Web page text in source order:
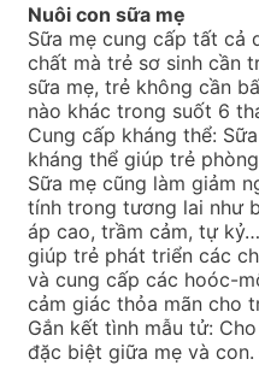
Nuôi con sữa mẹ
Sữa mẹ cung cấp tất cả
chất mà trẻ sơ sinh cần
sữa mẹ, trẻ không cần
nào khác trong suốt 6
Cung cấp kháng thể:
kháng thể giúp trẻ
Sữa mẹ cũng làm giảm
tính trong tương lai như
áp cao, trầm cảm, tự
giúp trẻ phát triển các
và cung cấp các hoóc-
cảm giác thỏa mãn cho
Gắn kết tình mẫu tử:
đặc biệt giữa mẹ và